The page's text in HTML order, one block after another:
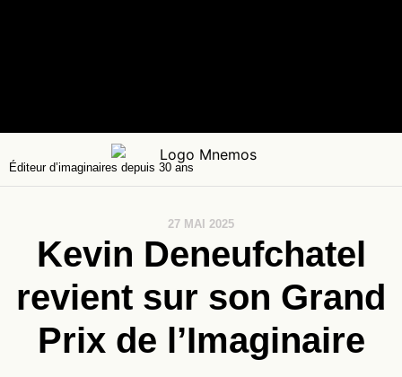
Éditeur d’imaginaires depuis 30 ans
27 MAI 2025
Kevin Deneufchatel
revient sur son Grand
Prix de l’Imaginaire